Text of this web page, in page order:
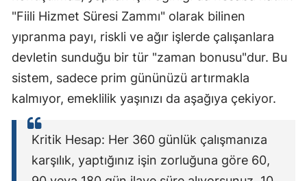
Karabük
Kilis
Osmaniye
"Fiili Hizmet Süresi Zammı" olarak bilinen
yıpranma payı, riskli ve ağır işlerde çalışanlara
devletin sunduğu bir tür "zaman bonusu"dur. Bu
sistem, sadece prim gününüzü artırmakla
kalmıyor, emeklilik yaşınızı da aşağıya çekiyor.
Kritik Hesap: Her 360 günlük çalışmanıza
karşılık, yaptığınız işin zorluğuna göre 60,